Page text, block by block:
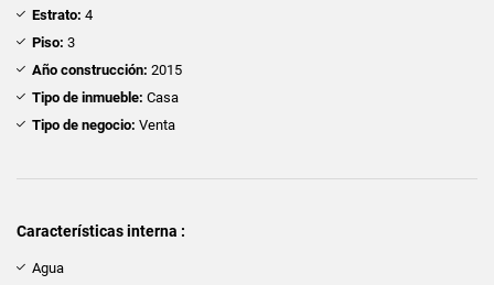
Estrato: 4
Piso: 3
Año construcción: 2015
Tipo de inmueble: Casa
Tipo de negocio: Venta
Características interna :
Agua